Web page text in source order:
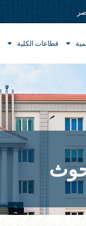
قطاعات الكلية